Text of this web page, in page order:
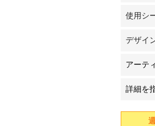
使用シ
デザイ
アーテ
詳細を